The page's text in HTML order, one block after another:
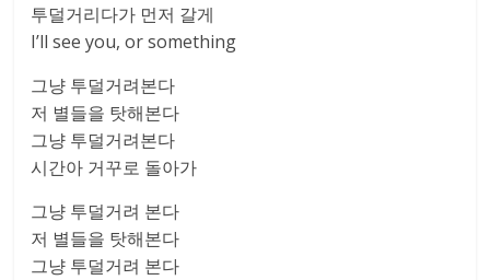
투덜거리다가 먼저 갈게
I’ll see you, or something
그냥 투덜거려본다
저 별들을 탓해본다
그냥 투덜거려본다
시간아 거꾸로 돌아가
그냥 투덜거려 본다
저 별들을 탓해본다
그냥 투덜거려 본다